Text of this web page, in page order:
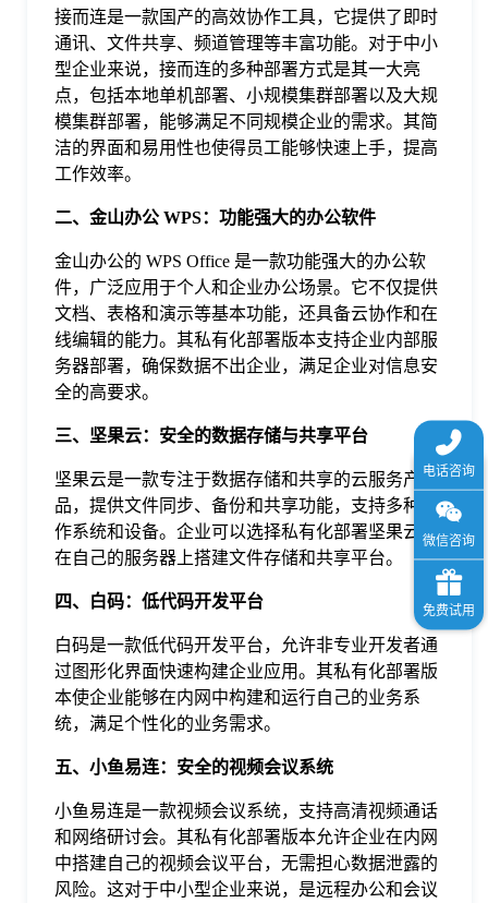
接而连是一款国产的高效协作工具，它提供了即时
通讯、文件共享、频道管理等丰富功能。对于中小
型企业来说，接而连的多种部署方式是其一大亮
点，包括本地单机部署、小规模集群部署以及大规
模集群部署，能够满足不同规模企业的需求。其简
洁的界面和易用性也使得员工能够快速上手，提高
工作效率。
二、金山办公 WPS：功能强大的办公软件
金山办公的 WPS Office 是一款功能强大的办公软
件，广泛应用于个人和企业办公场景。它不仅提供
文档、表格和演示等基本功能，还具备云协作和在
线编辑的能力。其私有化部署版本支持企业内部服
务器部署，确保数据不出企业，满足企业对信息安
全的高要求。
三、坚果云：安全的数据存储与共享平台
坚果云是一款专注于数据存储和共享的云服务产
品，提供文件同步、备份和共享功能，支持多种操
作系统和设备。企业可以选择私有化部署坚果云，
在自己的服务器上搭建文件存储和共享平台。
四、白码：低代码开发平台
白码是一款低代码开发平台，允许非专业开发者通
过图形化界面快速构建企业应用。其私有化部署版
本使企业能够在内网中构建和运行自己的业务系
统，满足个性化的业务需求。
五、小鱼易连：安全的视频会议系统
小鱼易连是一款视频会议系统，支持高清视频通话
和网络研讨会。其私有化部署版本允许企业在内网
中搭建自己的视频会议平台，无需担心数据泄露的
风险。这对于中小型企业来说，是远程办公和会议